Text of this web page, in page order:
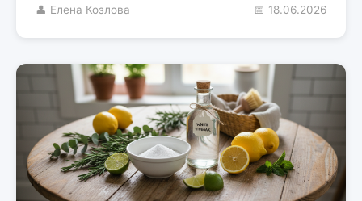
👤 Елена Козлова 📅 18.06.2026